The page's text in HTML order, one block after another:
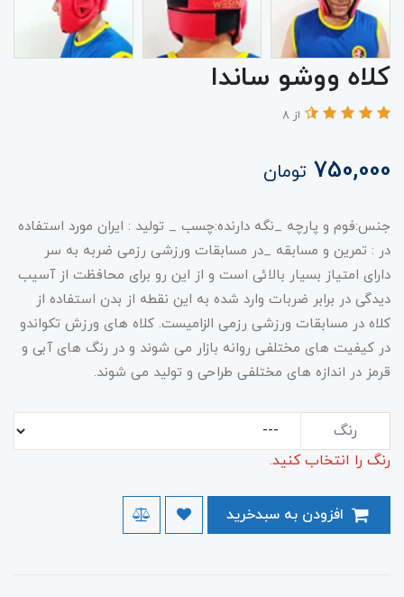
کلاه ووشو ساندا
از 8
750,000 تومان
جنس:فوم و پارچه _نگه دارنده:چسب _ تولید : ایران مورد استفاده
در : تمرین و مسابقه _در مسابقات ورزشی رزمی ضربه به سر
دارای امتیاز بسیار بالائی است و از این رو برای محافظت از آسیب
دیدگی در برابر ضربات وارد شده به این نقطه از بدن استفاده از
کلاه در مسابقات ورزشی رزمی الزامیست. کلاه های ورزش تکواندو
در کیفیت های مختلفی روانه بازار می شوند و در رنگ های آبی و
قرمز در اندازه های مختلفی طراحی و تولید می شوند.
رنگ
رنگ را انتخاب کنید.